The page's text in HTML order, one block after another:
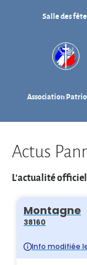
Association
Actus
L'actualité